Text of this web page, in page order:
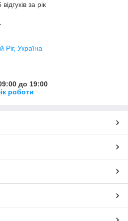
за рік
Ріг, Україна
до 19:00
роботи